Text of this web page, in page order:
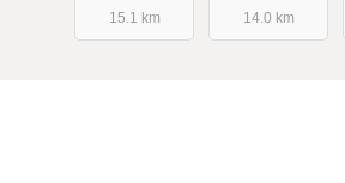
15.1 km
14.0 km